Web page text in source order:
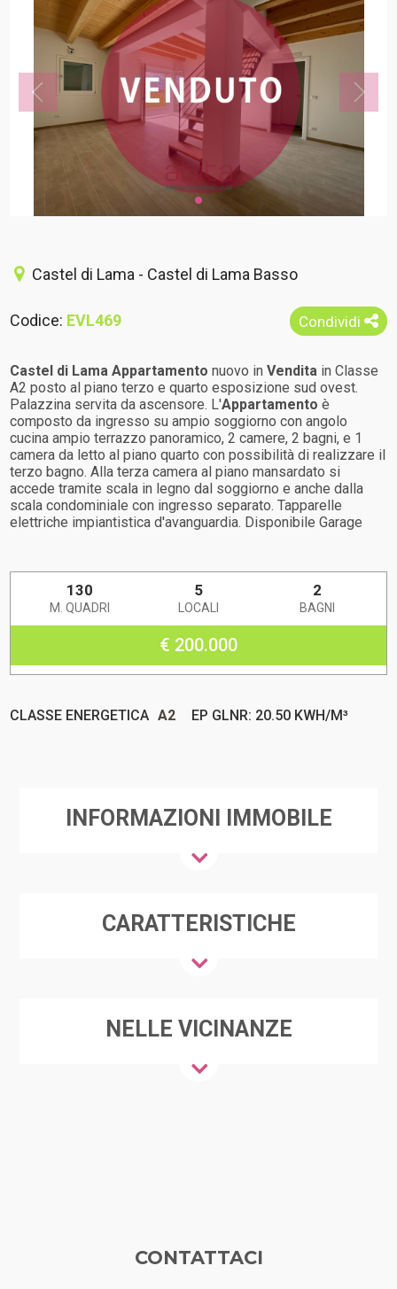
Castel di Lama - Castel di Lama Basso
Condividi
Codice: EVL469
Castel di Lama Appartamento nuovo inVendita in Classe
A2 posto al piano terzo e quarto esposizione sud ovest.
Palazzina servita da ascensore. L'Appartamento è
composto da ingresso su ampio soggiorno con angolo
cucina ampio terrazzo panoramico, 2 camere, 2 bagni, e 1
camera da letto al piano quarto con possibilità di realizzare il
terzo bagno. Alla terza camera al piano mansardato si
accede tramite scala in legno dal soggiorno e anche dalla
scala condominiale con ingresso separato. Tapparelle
elettriche impiantistica d'avanguardia. Disponibile Garage
130
M. QUADRI
5
LOCALI
2
BAGNI
€ 200.000
CLASSE ENERGETICA A2 EP GLNR: 20.50 KWH/M³
INFORMAZIONI IMMOBILE
CARATTERISTICHE
NELLE VICINANZE
CONTATTACI